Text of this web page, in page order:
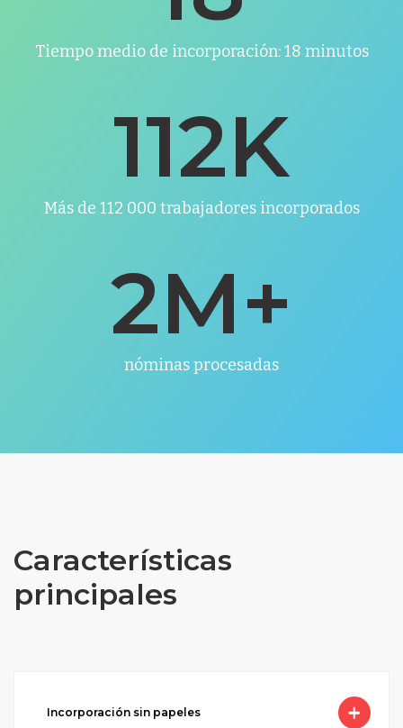
Tiempo medio de incorporación: 18 minutos
112K
Más de 112 000 trabajadores incorporados
2M+
nóminas procesadas
Características
principales
Incorporación sin papeles